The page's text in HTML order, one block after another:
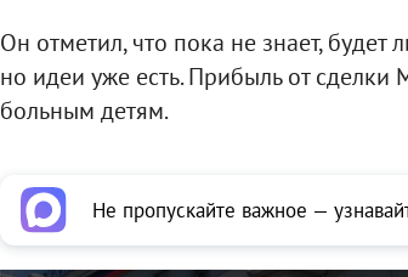
Он отметил, что пока не знает,
но идеи уже есть. Прибыль от
больным детям.
Не пропускайте важное —